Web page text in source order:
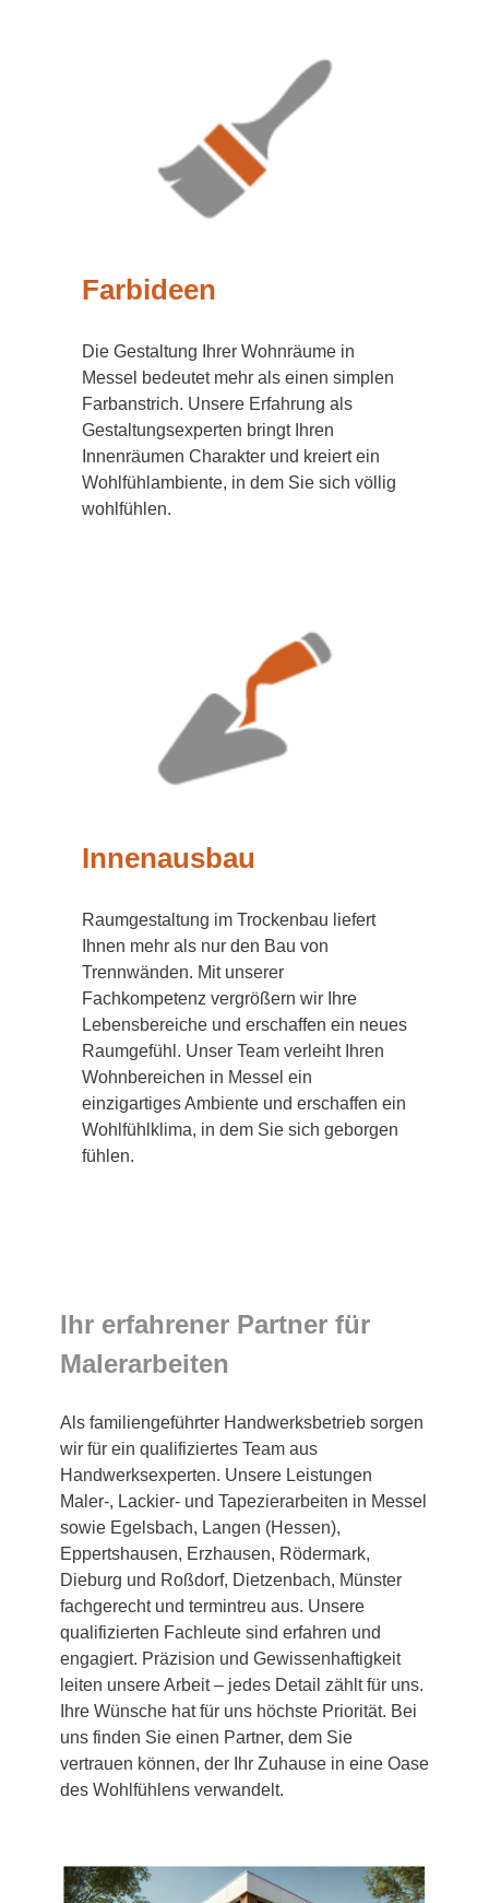
Farbideen
Die Gestaltung Ihrer Wohnräume in
Messel bedeutet mehr als einen simplen
Farbanstrich. Unsere Erfahrung als
Gestaltungsexperten bringt Ihren
Innenräumen Charakter und kreiert ein
Wohlfühlambiente, in dem Sie sich völlig
wohlfühlen.
Innenausbau
Raumgestaltung im Trockenbau liefert
Ihnen mehr als nur den Bau von
Trennwänden. Mit unserer
Fachkompetenz vergrößern wir Ihre
Lebensbereiche und erschaffen ein neues
Raumgefühl. Unser Team verleiht Ihren
Wohnbereichen in Messel ein
einzigartiges Ambiente und erschaffen ein
Wohlfühlklima, in dem Sie sich geborgen
fühlen.
Ihr erfahrener Partner für
Malerarbeiten
Als familiengeführter Handwerksbetrieb sorgen
wir für ein qualifiziertes Team aus
Handwerksexperten. Unsere Leistungen
Maler-, Lackier- und Tapezierarbeiten in Messel
sowie Egelsbach, Langen (Hessen),
Eppertshausen, Erzhausen, Rödermark,
Dieburg und Roßdorf, Dietzenbach, Münster
fachgerecht und termintreu aus. Unsere
qualifizierten Fachleute sind erfahren und
engagiert. Präzision und Gewissenhaftigkeit
leiten unsere Arbeit – jedes Detail zählt für uns.
Ihre Wünsche hat für uns höchste Priorität. Bei
uns finden Sie einen Partner, dem Sie
vertrauen können, der Ihr Zuhause in eine Oase
des Wohlfühlens verwandelt.